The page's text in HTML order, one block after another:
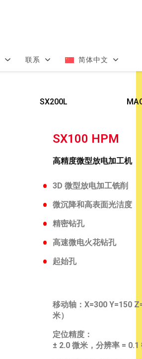
联系 简体中文
SX200L
SX100 HPM
高精度微型放电加工机
3D 微型放电加工铣削
微沉降和高表面光洁度
精密钻孔
高速微电火花钻孔
起始孔
移动轴： X=300 Y=150
米）
定位精度：
± 2.0 微米，分辨率 = 0.1